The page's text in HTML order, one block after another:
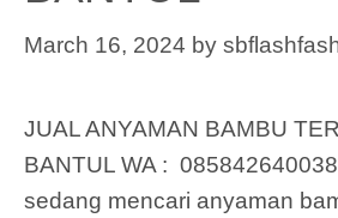
March 16, 2024 by
JUAL ANYAMAN BAMBU
BANTUL WA :
sedang mencari anyaman